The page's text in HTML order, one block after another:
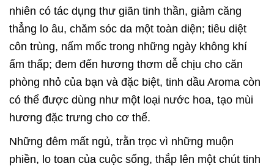
nhiên có tác dụng thư giãn tinh thần, giảm căng
thẳng lo âu, chăm sóc da một toàn diện; tiêu diệt
côn trùng, nấm mốc trong những ngày không khí
ẩm thấp; đem đến hương thơm dễ chịu cho căn
phòng nhỏ của bạn và đặc biệt, tinh dầu Aroma còn
có thể được dùng như một loại nước hoa, tạo mùi
hương đặc trưng cho cơ thể.
Những đêm mất ngủ, trằn trọc vì những muộn
phiền, lo toan của cuộc sống, thắp lên một chút tinh